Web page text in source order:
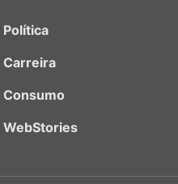
Política
Carreira
Consumo
WebStories